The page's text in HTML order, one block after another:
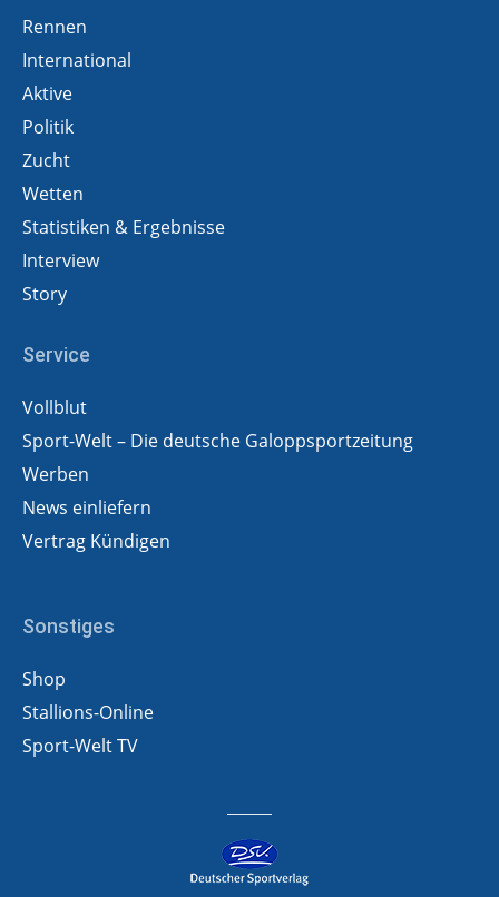
Rennen
International
Aktive
Politik
Zucht
Wetten
Statistiken & Ergebnisse
Interview
Story
Service
Vollblut
Sport-Welt – Die deutsche Galoppsportzeitung
Werben
News einliefern
Vertrag Kündigen
Sonstiges
Shop
Stallions-Online
Sport-Welt TV